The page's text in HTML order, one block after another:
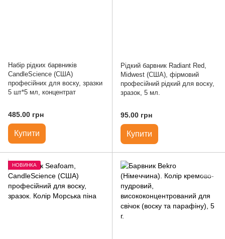
Набір рідких барвників
CandleScience (США)
професійних для воску, зразки
5 шт*5 мл, концентрат
485.00 грн
Купити
Рідкий барвник Radiant Red,
Midwest (США), фірмовий
професійний рідкий для воску,
зразок, 5 мл.
95.00 грн
Купити
НОВИНКА